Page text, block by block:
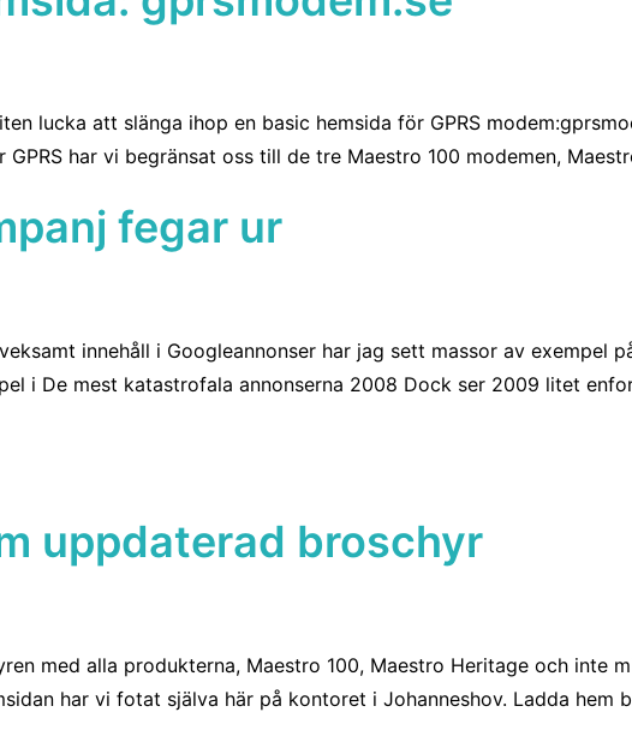
lucka att slänga ihop en basic hemsida för GPRS
har vi begränsat oss till de tre Maestro 100 modemen,
fegar ur
innehåll i Googleannonser har jag sett massor av exempel
i De mest katastrofala annonserna 2008 Dock ser 2009 litet
uppdaterad broschyr
med alla produkterna, Maestro 100, Maestro Heritage och inte
har vi fotat själva här på kontoret i Johanneshov. Ladda hem